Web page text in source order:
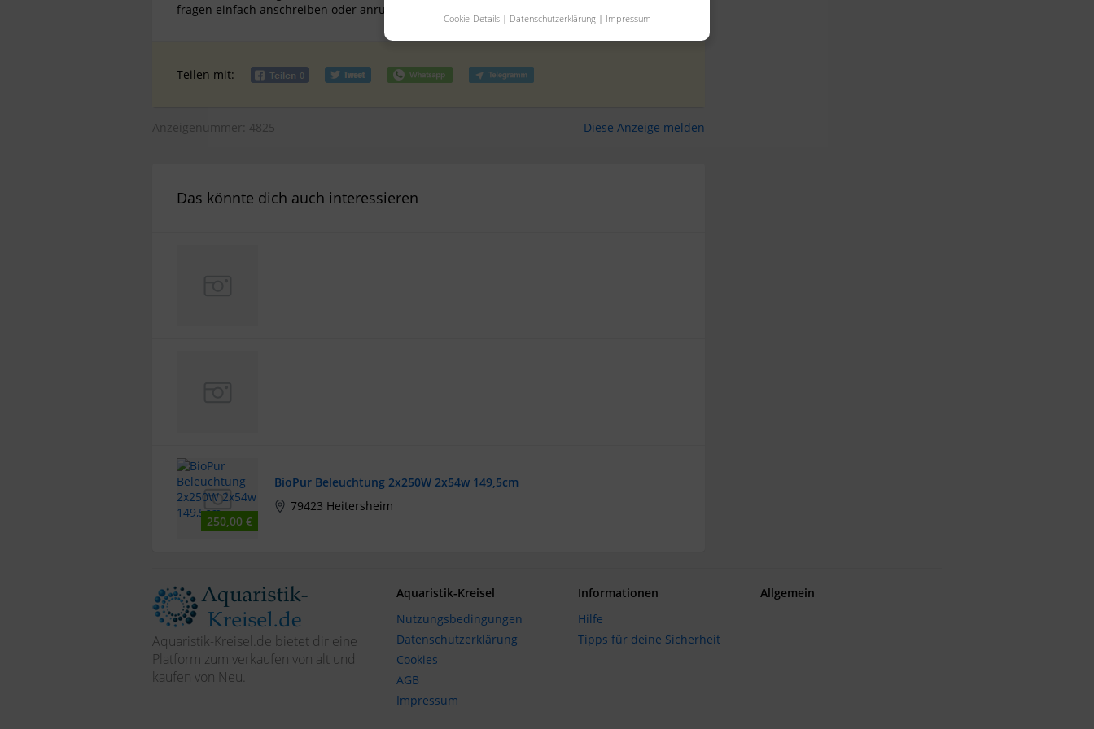
Cookie-Details| Datenschutzerklärung| Impressum
fragen einfach anschreiben oder anrufen
Teilen mit:
Anzeigenummer: 4825 Diese Anzeige melden
Das könnte dich auch interessieren
250,00 €
BioPur Beleuchtung 2x250W 2x54w 149,5cm
79423 Heitersheim
Aquaristik-Kreisel.de bietet dir eine
Platform zum verkaufen von alt und
kaufen von Neu.
Aquaristik-Kreisel
Nutzungsbedingungen
Datenschutzerklärung
Cookies
AGB
Impressum
Informationen
Hilfe
Tipps für deine Sicherheit
Allgemein